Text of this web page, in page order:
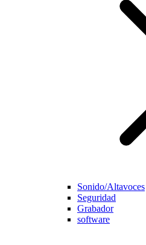
Sonido/Altavoces
Seguridad
Grabador
software